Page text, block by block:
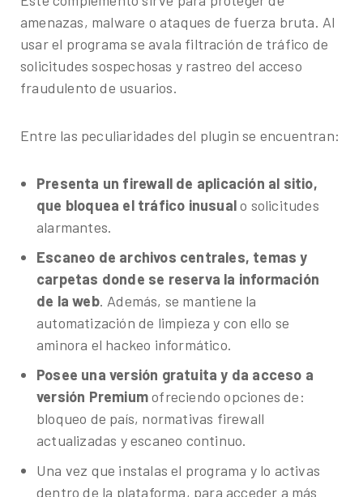
amenazas, malware o ataques de fuerza bruta. Al
usar el programa se avala filtración de tráfico de
solicitudes sospechosas y rastreo del acceso
fraudulento de usuarios.
Entre las peculiaridades del plugin se encuentran:
Presenta un firewall de aplicación al sitio,
que bloquea el tráfico inusualo solicitudes
alarmantes.
Escaneo de archivos centrales, temas y
carpetas donde se reserva la información
de la web. Además, se mantiene la
automatización de limpieza y con ello se
aminora el hackeo informático.
Posee una versión gratuita y da acceso a
versión Premiumofreciendo opciones de:
bloqueo de país, normativas firewall
actualizadas y escaneo continuo.
Una vez que instalas el programa y lo activas
dentro de la plataforma, para acceder a más